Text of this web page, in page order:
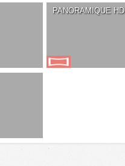
PANORAMIQUE HD